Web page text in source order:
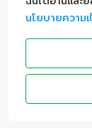
นโยบายความ